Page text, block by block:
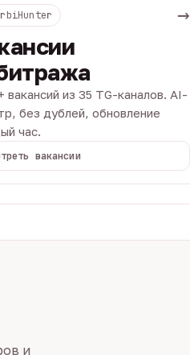
→
вакансий из 35 TG-каналов. AI-
без дублей, обновление
час.
вакансии
и